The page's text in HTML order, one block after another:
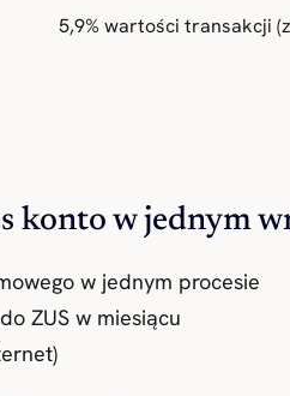
5,9% wartości transakcji
konto w jednym
w jednym procesie
ZUS w miesiącu